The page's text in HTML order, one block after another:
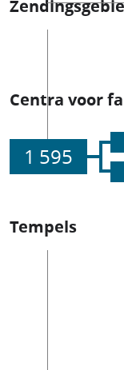
Centra voor
1 595
Tempels